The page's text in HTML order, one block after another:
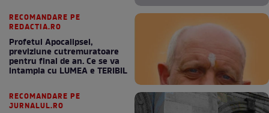
RECOMANDARE PE
REDACTIA.RO
Profetul Apocalipsei,
previziune cutremuratoare
pentru final de an. Ce se va
intampla cu LUMEA e TERIBIL
RECOMANDARE PE
JURNALUL.RO